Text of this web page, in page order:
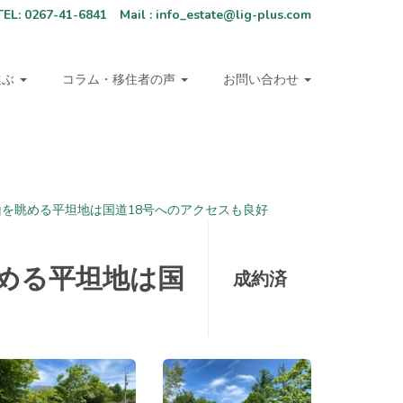
0267-41-6841 Mail : info_estate@lig-plus.com
コラム・移住者の声 お問い合わせ
眺める平坦地は国道18号へのアクセスも良好
る平坦地は国 成約済